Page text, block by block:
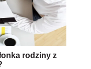
rodziny z